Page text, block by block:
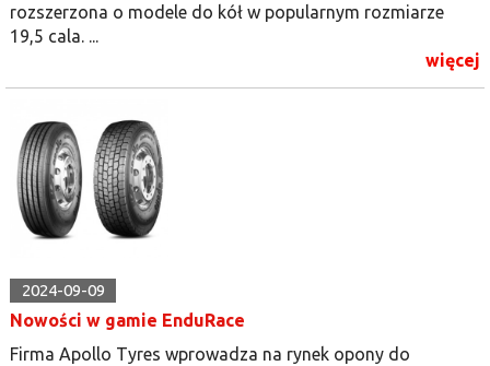
rozszerzona o modele do kół w popularnym rozmiarze
19,5 cala. ...
więcej
2024-09-09
Nowości w gamie EnduRace
Firma Apollo Tyres wprowadza na rynek opony do